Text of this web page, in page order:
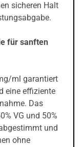
sicheren Halt
für sanften
ml garantiert
eine effiziente
Das
VG und 50%
und
ohne